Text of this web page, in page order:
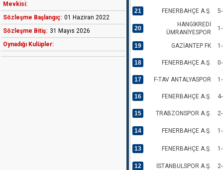
Mevkisi:
Sözleşme Başlangıç: 01 Haziran 2022
Sözleşme Bitiş: 31 Mayıs 2026
Oynadığı Kulüpler:
21 FENERBAHÇE A.Ş.
20
HANGİKREDİ
ÜMRANİYESPOR
19 GAZİANTEP FK
18 FENERBAHÇE A.Ş.
17 F-TAV ANTALYASPOR
16 FENERBAHÇE A.Ş.
15 TRABZONSPOR A.Ş.
14 FENERBAHÇE A.Ş.
13 FENERBAHÇE A.Ş.
12 İSTANBULSPOR A.Ş.